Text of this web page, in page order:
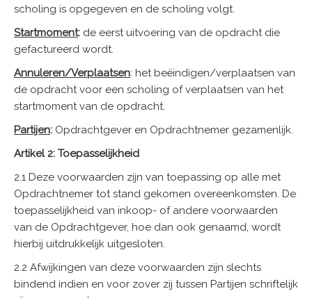
scholing is opgegeven en de scholing volgt.
Startmoment: de eerst uitvoering van de opdracht die
gefactureerd wordt.
Annuleren/Verplaatsen: het beëindigen/verplaatsen van
de opdracht voor een scholing of verplaatsen van het
startmoment van de opdracht.
Partijen: Opdrachtgever en Opdrachtnemer gezamenlijk.
Artikel 2: Toepasselijkheid
2.1 Deze voorwaarden zijn van toepassing op alle met
Opdrachtnemer tot stand gekomen overeenkomsten. De
toepasselijkheid van inkoop- of andere voorwaarden
van de Opdrachtgever, hoe dan ook genaamd, wordt
hierbij uitdrukkelijk uitgesloten.
2.2 Afwijkingen van deze voorwaarden zijn slechts
bindend indien en voor zover zij tussen Partijen schriftelijk